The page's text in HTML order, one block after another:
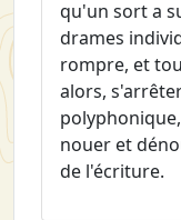
qu'un sort a
drames
rompre, et
alors,
nouer et
de l'écriture.